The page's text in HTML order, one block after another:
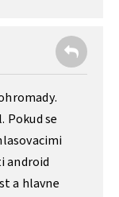
Pokud se
android
a hlavne